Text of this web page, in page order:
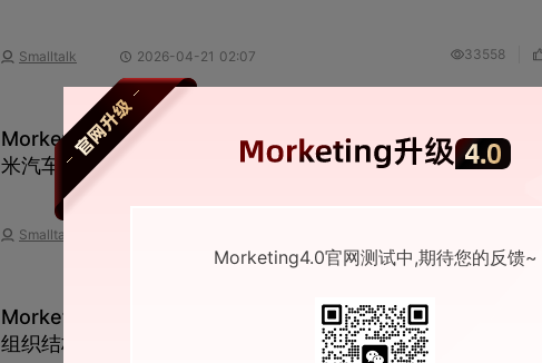
Smalltalk 2026-04-21 02:07 33558
Morketing每日监测4.20：Deepseek被曝首次启动融资；小
米汽车首次任命CTO
Smalltalk
Morketing每日监测4.3：优思益事件持续发酵；抖音生活服务
组织结构大调整；智界官宣郭锐为董事长兼CEO
Morketing4.0官网测试中,期待您的反馈~